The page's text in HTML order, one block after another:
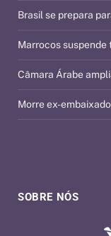
SOBRE NÓS
Brasil se prepara
Marrocos suspende
Câmara Árabe
Morre ex-